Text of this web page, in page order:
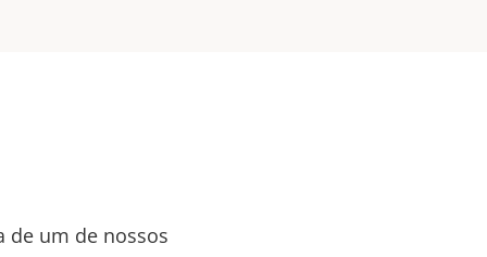
de um de nossos